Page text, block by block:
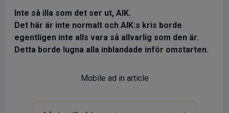
Inte så illa som det ser ut, AIK.
Det här är inte normalt och AIK:s kris borde
egentligen inte alls vara så allvarlig som den är.
Detta borde lugna alla inblandade inför omstarten.
Mobile ad in article